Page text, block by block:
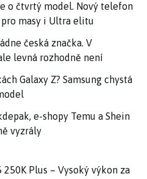
o čtvrtý model. Nový telefon
masy i Ultra elitu
česká značka. V
levná rozhodně není
Galaxy Z? Samsung chystá
e-shopy Temu a Shein
vyzrály
Plus – Vysoký výkon za